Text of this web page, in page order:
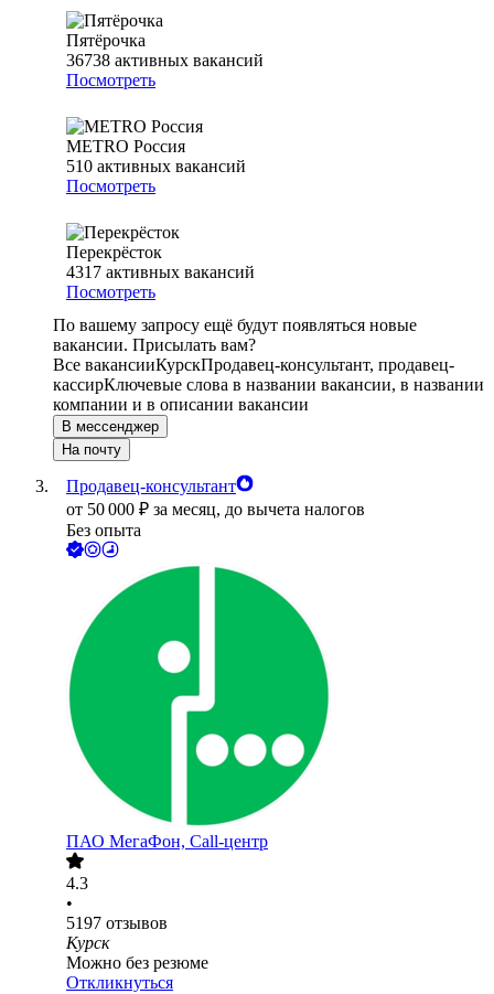
Пятёрочка
36738 активных вакансий
Посмотреть
METRO Россия
510 активных вакансий
Посмотреть
Перекрёсток
4317 активных вакансий
Посмотреть
По вашему запросу ещё будут появляться новые
вакансии. Присылать вам?
Все вакансииКурскПродавец-консультант, продавец-
кассирКлючевые слова в названии вакансии, в названии
компании и в описании вакансии
В мессенджер
На почту
Продавец-консультант
от 50 000 ₽ за месяц, до вычета налогов
Без опыта
ПАО МегаФон, Call-центр
4.3
•
5197 отзывов
Курск
Можно без резюме
Откликнуться